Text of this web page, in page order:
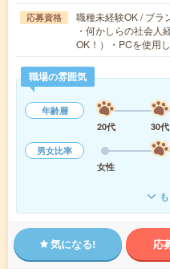
応募資格
職種未経験OK / ブラ
・何かしらの社会人
OK！）・PCを使用
職場の雰囲気
年齢層
20代
30代
男女比率
女性
気になる! 応